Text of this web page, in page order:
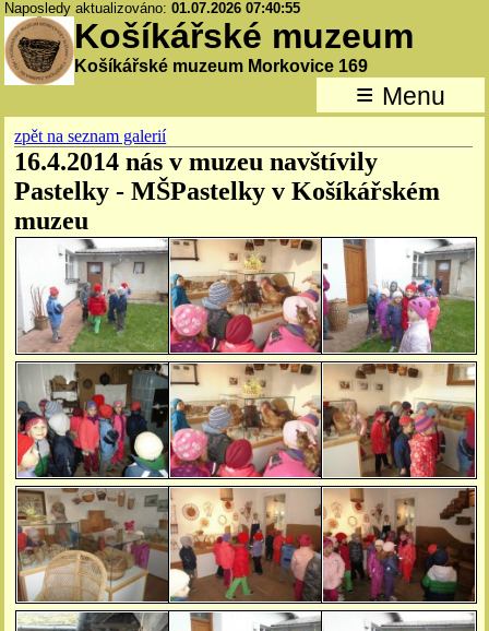
Naposledy aktualizováno:01.07.2026 07:40:55
Košíkářské muzeum
Košíkářské muzeum Morkovice 169
≡ Menu
zpět na seznam galerií
16.4.2014 nás v muzeu navštívily
Pastelky - MŠPastelky v Košíkářském
muzeu